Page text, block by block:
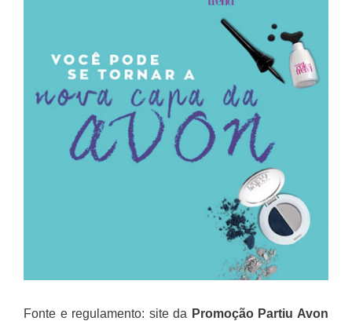
Fonte e regulamento: site da Promoção Partiu Avon